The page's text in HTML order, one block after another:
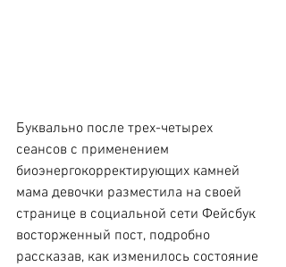
Буквально после трех-четырех
сеансов с применением
биоэнергокорректирующих камней
мама девочки разместила на своей
странице в социальной сети Фейсбук
восторженный пост, подробно
рассказав, как изменилось состояние